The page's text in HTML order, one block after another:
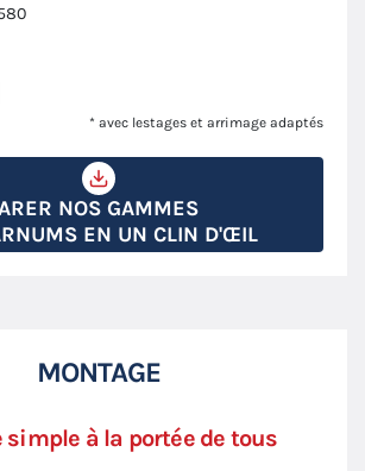
* avec lestages et arrimage adaptés
NOS GAMMES
EN UN CLIN D'ŒIL
MONTAGE
simple à la portée de tous